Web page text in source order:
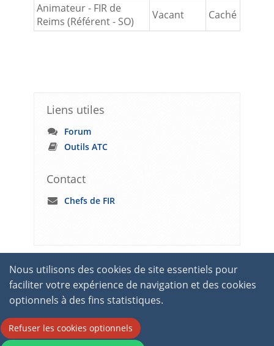
Nous utilisons des cookies de site essentiels pour
faciliter votre expérience de navigation et des cookies
optionnels à des fins statistiques.
Refuser les cookies optionnels
Animateur - FIR de
Reims (Référent - SO)
Vacant Caché
Liens utiles
Forum
Outils ATC
Contact
Chefs de FIR